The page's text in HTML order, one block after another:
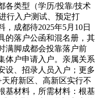
各类型（学历/投靠/技术
行入户测试、预定打
成都待2025年5月10日
的落户公函和混名册，其
满脚成都会投靠落户前
体户申请入户。亲属关系
设、招录人员入户；更多
府新区、高新区实行不
基材料，所需材料：根基